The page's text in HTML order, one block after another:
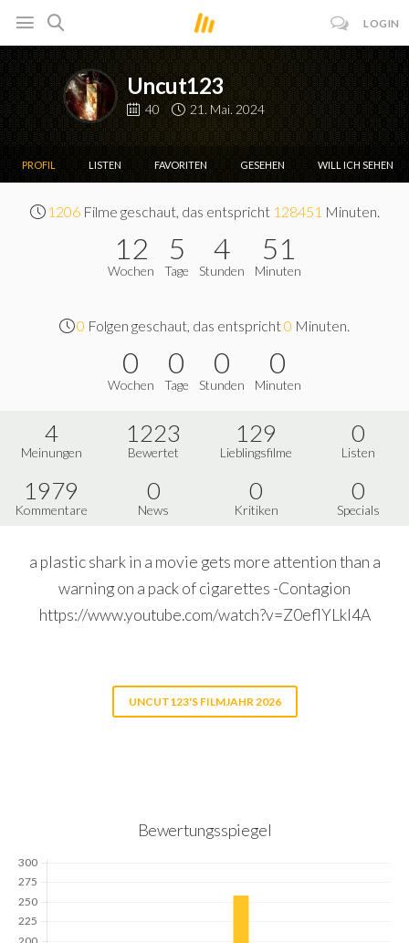
LOGIN
Uncut123
40 21. Mai. 2024
PROFIL LISTEN FAVORITEN GESEHEN WILL ICH SEHEN
1206Filme geschaut, das entspricht 128451 Minuten.
12
Wochen
5
Tage
4
Stunden
51
Minuten
0 Folgen geschaut, das entspricht0 Minuten.
0
Wochen
0
Tage
0
Stunden
0
Minuten
4
Meinungen
1223
Bewertet
129
Lieblingsfilme
0
Listen
1979
Kommentare
0
News
0
Kritiken
0
Specials
a plastic shark in a movie gets more attention than a
warning on a pack of cigarettes -Contagion
https://www.youtube.com/watch?v=Z0eflYLkI4A
UNCUT123'S FILMJAHR 2026
Bewertungsspiegel